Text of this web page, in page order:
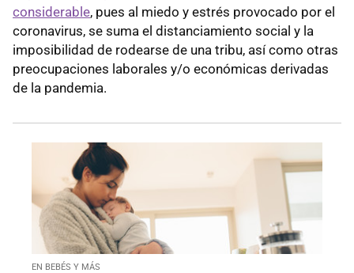
considerable, pues al miedo y estrés provocado por el
coronavirus, se suma el distanciamiento social y la
imposibilidad de rodearse de una tribu, así como otras
preocupaciones laborales y/o económicas derivadas
de la pandemia.
EN BEBÉS Y MÁS